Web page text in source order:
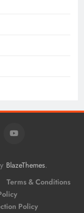
BlazeThemes.
Terms & Conditions
Policy